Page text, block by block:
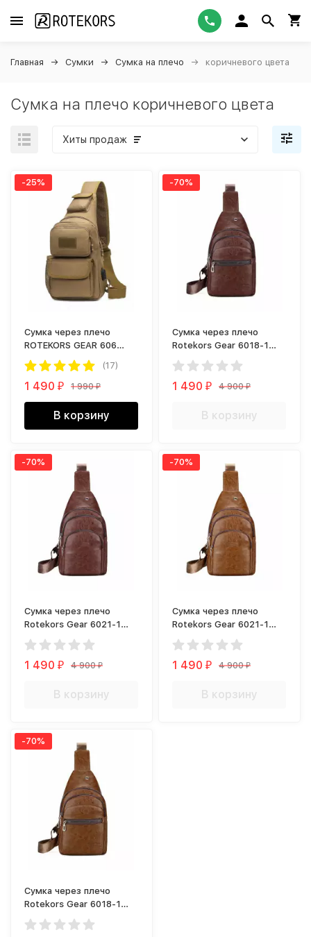
Главная Сумки Сумка на плечо коричневого цвета
Сумка на плечо коричневого цвета
Хиты продаж
-25%
Сумка через плечо
ROTEKORS GEAR 606
коричневый
(17)
1 490₽ 1 990₽
В корзину
-70%
Сумка через плечо
Rotekors Gear 6018-1
коричневая
1 490₽ 4 900₽
В корзину
-70%
Сумка через плечо
Rotekors Gear 6021-1
коричневая
1 490₽ 4 900₽
В корзину
-70%
Сумка через плечо
Rotekors Gear 6021-1
светло-коричневая
1 490₽ 4 900₽
В корзину
-70%
Сумка через плечо
Rotekors Gear 6018-1
светло-коричневая